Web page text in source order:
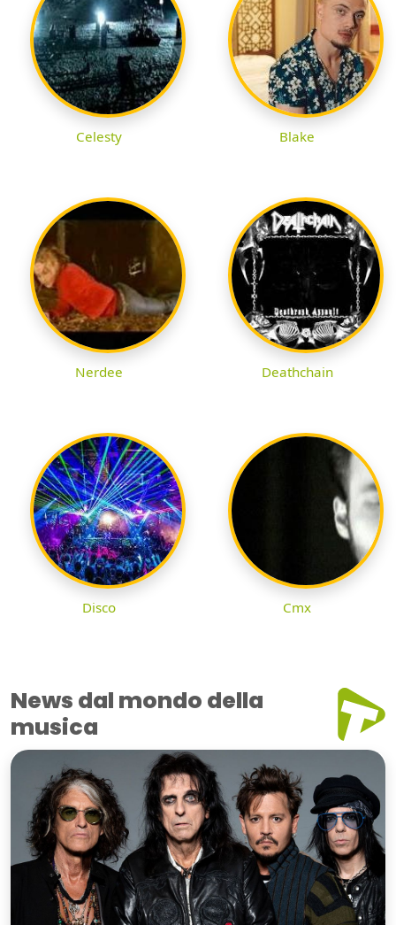
Celesty Blake
Nerdee Deathchain
Disco Cmx
News dal mondo della
musica